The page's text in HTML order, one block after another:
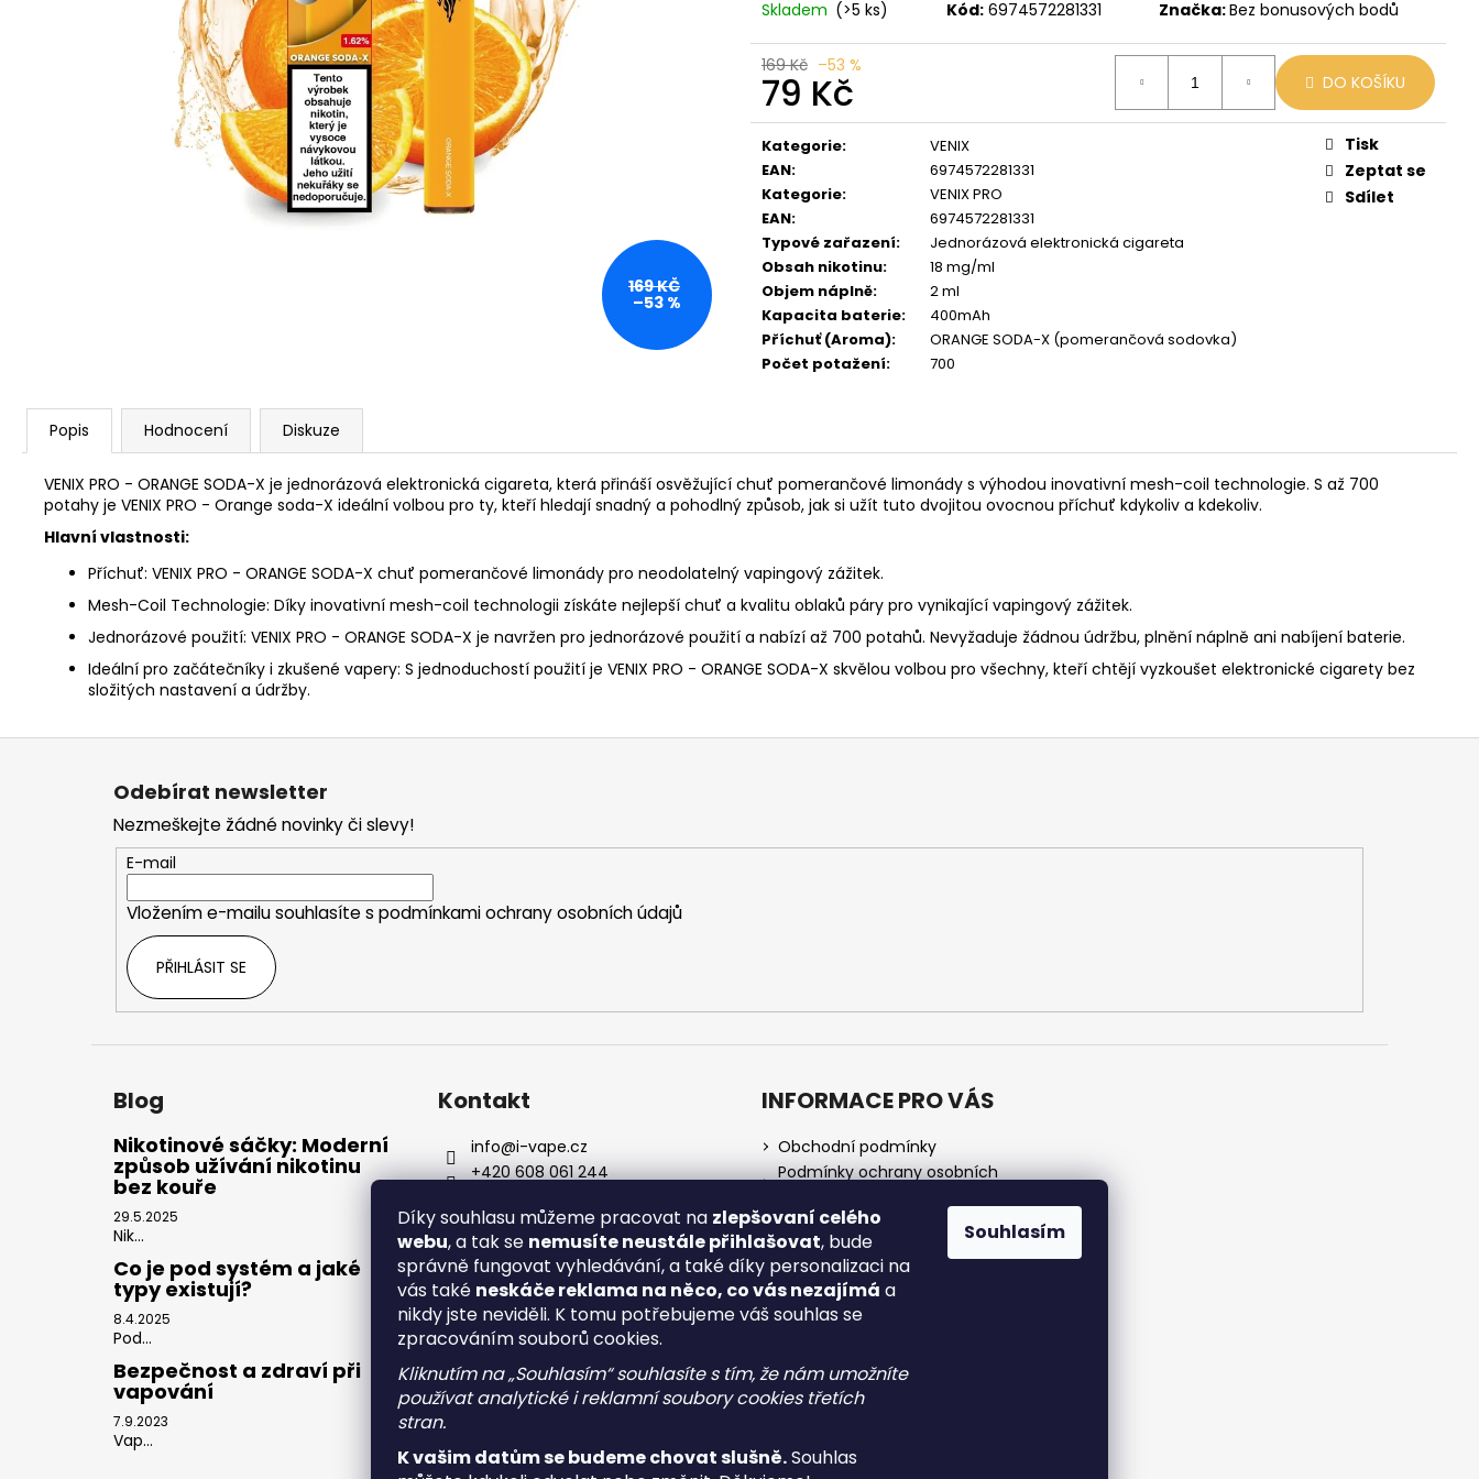
Díky souhlasu můžeme pracovat na zlepšovaní celého
webu, a tak se nemusíte neustále přihlašovat, bude
správně fungovat vyhledávání, a také díky personalizaci na
vás také neskáče reklama na něco, co vás nezajímá a
nikdy jste neviděli. K tomu potřebujeme váš souhlas se
zpracováním souborů cookies.
Kliknutím na „Souhlasím“ souhlasíte s tím, že nám umožníte
používat analytické i reklamní soubory cookies třetích
stran.
K vašim datům se budeme chovat slušně.Souhlas
Souhlasím
Skladem (>5 ks) Kód: 6974572281331 Značka:Bez bonusových bodů
169 Kč –53 %
79 Kč
Měrná
cena:
DO KOŠÍKU
Kategorie:
VENIX
EAN:
6974572281331
Kategorie:
VENIX PRO
EAN:
6974572281331
Typové zařazení:
Jednorázová elektronická cigareta
Obsah nikotinu:
18 mg/ml
Objem náplně:
2 ml
Kapacita baterie:
400mAh
Příchuť (Aroma):
ORANGE SODA-X (pomerančová sodovka)
Počet potažení: 700
Tisk
Zeptat se
Sdílet
169 KČ
–53 %
Popis Hodnocení Diskuze
VENIX PRO - ORANGE SODA-X je jednorázová elektronická cigareta, která přináší osvěžující chuť pomerančové limonády s výhodou inovativní mesh-coil technologie. S až 700
potahy je VENIX PRO - Orange soda-X ideální volbou pro ty, kteří hledají snadný a pohodlný způsob, jak si užít tuto dvojitou ovocnou příchuť kdykoliv a kdekoliv.
Hlavní vlastnosti:
Příchuť: VENIX PRO - ORANGE SODA-X chuť pomerančové limonády pro neodolatelný vapingový zážitek.
Mesh-Coil Technologie: Díky inovativní mesh-coil technologii získáte nejlepší chuť a kvalitu oblaků páry pro vynikající vapingový zážitek.
Jednorázové použití: VENIX PRO - ORANGE SODA-X je navržen pro jednorázové použití a nabízí až 700 potahů. Nevyžaduje žádnou údržbu, plnění náplně ani nabíjení baterie.
Ideální pro začátečníky i zkušené vapery: S jednoduchostí použití je VENIX PRO - ORANGE SODA-X skvělou volbou pro všechny, kteří chtějí vyzkoušet elektronické cigarety bez
složitých nastavení a údržby.
VENIX PRO CAPPUCINO-X
Původně:169 Kč
LIO POD SUMMER MIX
59 Kč
Původně:
VENIX X2 COLA-X
Původně:
Z
Odebírat newsletter
Nezmeškejte žádné novinky či slevy!
E-mail
Vložením e-mailu souhlasíte s podmínkami ochrany osobních údajů
PŘIHLÁSIT SE
Blog
Nikotinové sáčky: Moderní
způsob užívání nikotinu
bez kouře
29.5.2025
Nik...
Co je pod systém a jaké
typy existují?
8.4.2025
Pod...
Bezpečnost a zdraví při
vapování
7.9.2023
Vap...
Kontakt
info@i-vape.cz
+420 608 061 244
INFORMACE PRO VÁS
Obchodní podmínky
Podmínky ochrany osobních
O nás
Doprava a platba
Zrušení objednávky
Reklamace a vrácení zboží
Spotřební daň